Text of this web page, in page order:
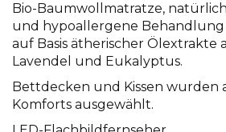
Bio-Baumwollmatratze,
und hypoallergene Behandlung
auf Basis ätherischer Ölextrakte
Lavendel und Eukalyptus.
Bettdecken und Kissen wurden
Komforts ausgewählt.